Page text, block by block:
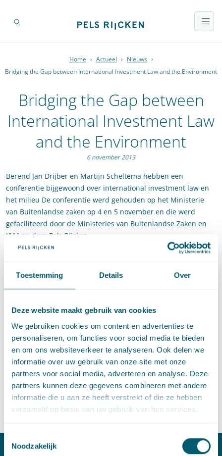
Toestemming Details Over
Deze website maakt gebruik van cookies
We gebruiken cookies om content en advertenties te
personaliseren, om functies voor social media te bieden
en om ons websiteverkeer te analyseren. Ook delen we
informatie over uw gebruik van onze site met onze
partners voor social media, adverteren en analyse. Deze
partners kunnen deze gegevens combineren met andere
informatie die u aan ze heeft verstrekt of die ze hebben
verzameld op basis van uw gebruik van hun services.
Noodzakelijk
Home › Actueel › Nieuws ›
Bridging the Gap between International Investment Law and the Environment
Bridging the Gap between
International Investment Law
and the Environment
6 november 2013
Berend Jan Drijber en Martijn Scheltema hebben een
conferentie bijgewoond over international investment law en
het milieu De conferentie werd gehouden op het Ministerie
van Buitenlandse zaken op 4 en 5 november en die werd
gefaciliteerd door de Ministeries van Buitenlandse Zaken en
I&M en door Pels Rijcken.
milieu en mensenrechten en de bescherming van
investeerders voorop stond, bevatten steeds meer van deze
Tijdens de conferentie werd onder meer ingegaan op de vraag
hoe deze bepalingen zich verhouden met nationaal recht,
of de procedure voor geschillenbeslechting
(investeringsarbitrages) niet zou moeten worden aangepast en
wat de rol van de EU is ten opzichte van haar lidstaten. Berend
Jan heeft op de eerste dag als referent opgetreden.Martijn
heeft op de eerste dag een inleiding gehouden en twee
sessies voorgezeten en heeft op de tweede dag een panel
voorgezeten.